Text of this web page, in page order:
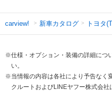
carview! 新車カタログ トヨタ
※仕様・オプション・装備の詳細につ
い。
※当情報の内容は各社により予告なく
クルートおよびLINEヤフー株式会